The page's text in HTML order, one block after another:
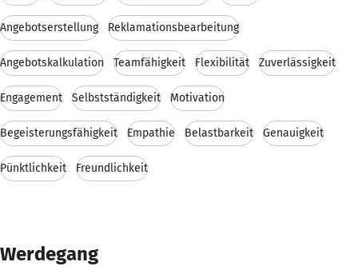
Angebotserstellung Reklamationsbearbeitung
Angebotskalkulation Teamfähigkeit Flexibilität Zuverlässigkeit
Engagement Selbstständigkeit Motivation
Begeisterungsfähigkeit Empathie Belastbarkeit Genauigkeit
Pünktlichkeit Freundlichkeit
Werdegang